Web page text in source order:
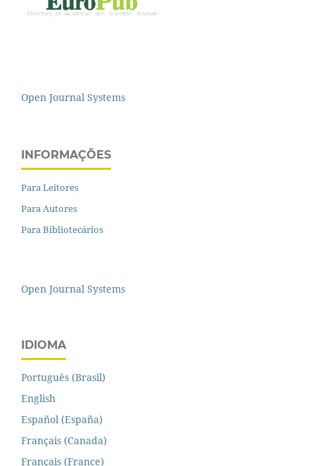
Open Journal Systems
INFORMAÇÕES
Para Leitores
Para Autores
Para Bibliotecários
Open Journal Systems
IDIOMA
Português (Brasil)
English
Español (España)
Français (Canada)
Français (France)